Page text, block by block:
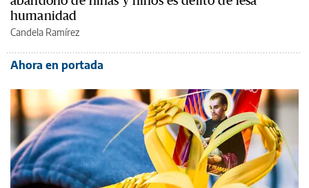
humanidad
Candela Ramírez
Ahora en portada